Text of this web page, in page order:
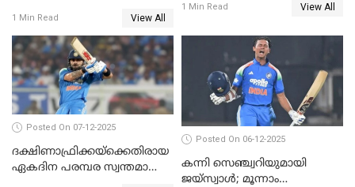
വിക്കറ്റ് തികയ്ക്കുന്ന
താരമായി ബുമ്ര
1 Min Read View All
1 Min Read View All
Posted On 07-12-2025
ദക്ഷിണാഫ്രിക്കയ്‌ക്കെതിരായ
ഏകദിന പരമ്പര സ്വന്തമാക്കി
Posted On 06-12-2025
കന്നി സെഞ്ച്വറിയുമായി
ജയ്‌സ്വാൾ; മൂന്നാം